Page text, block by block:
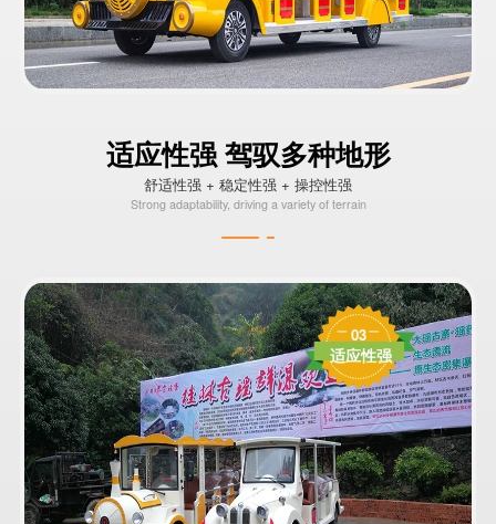
适应性强 驾驭多种地形
舒适性强 + 稳定性强 + 操控性强
Strong adaptability, driving a variety of terrain
03
适应性强